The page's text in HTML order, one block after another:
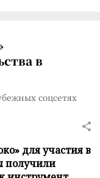
в
соцсетях
для участия в
получили